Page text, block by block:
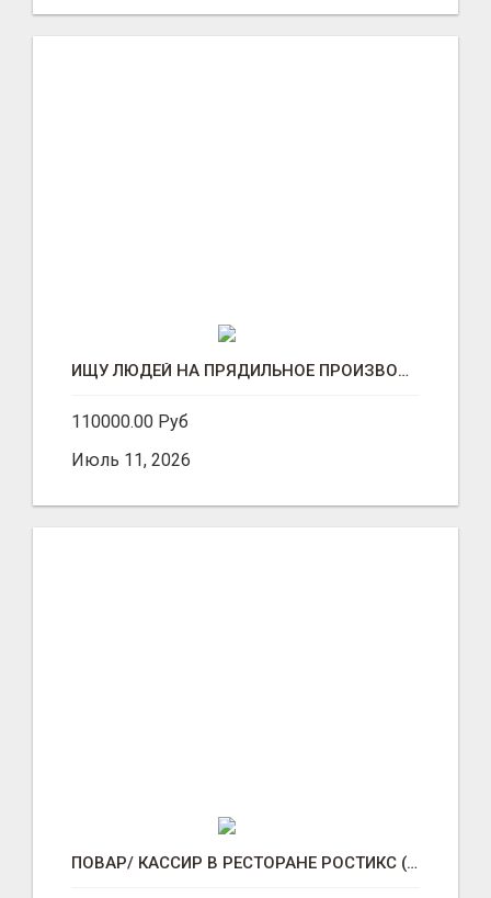
ИЩУ ЛЮДЕЙ НА ПРЯДИЛЬНОЕ ПРОИЗВОДСТВО В ЖИЛИНО-2 (ЛЮБЕРЦЫ), ФАБРИКА «ПЕХОРСКИЙ ТЕКСТИЛЬ»
110000.00 Руб
Июль 11, 2026
ПОВАР/ КАССИР В РЕСТОРАНЕ РОСТИКС (КФС)